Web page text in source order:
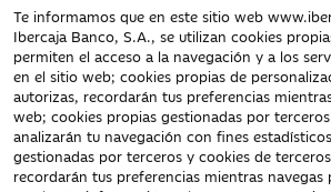
Te informamos que en este sitio web
Ibercaja Banco, S.A., se utilizan cookies
permiten el acceso a la navegación y a los
en el sitio web; cookies propias de
autorizas, recordarán tus preferencias
web; cookies propias gestionadas por
analizarán tu navegación con fines
gestionadas por terceros y cookies de
recordarán tus preferencias mientras
Documentación a clientes
Aviso Legal
Protección datos
personales
Tarifas y Cotizaciones
Tablón de Anuncios